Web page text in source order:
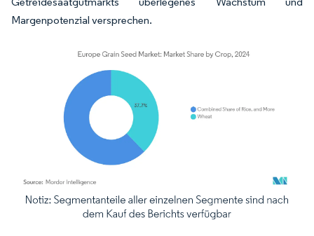
Margenpotenzial versprechen.
Bild © Mordor Intelligence. Wiederverwendung erfordert Namensnennung